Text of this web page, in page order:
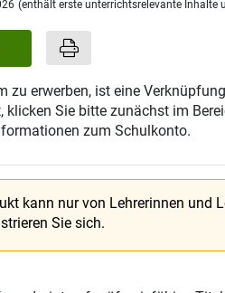
(enthält erste unterrichtsrelevante Inhalte
zu erwerben, ist eine
klicken Sie bitte zunächst im
zum Schulkonto.
kann nur von Lehrerinnen und
Sie sich.